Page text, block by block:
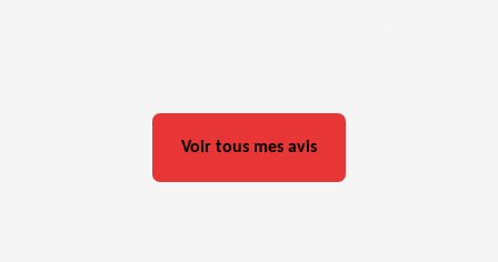
Voir tous mes avis